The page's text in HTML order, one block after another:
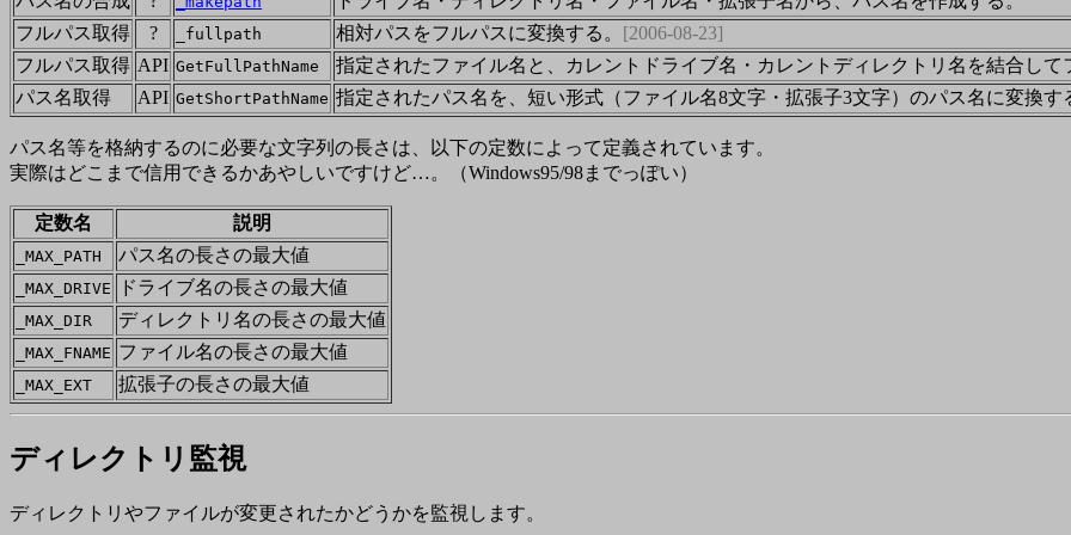
フルパス取得
? _fullpath 相対パスをフルパスに変換する。 [2006-08-23]
フルパス取得 API GetFullPathName
指定されたファイル名と、カレントドライブ名・カレントディレクトリ名を結合して
パス名取得
API GetShortPathName 指定されたパス名を、短い形式（ファイル名8文字・拡張子3文字）のパス名に変換す
パス名等を格納するのに必要な文字列の長さは、以下の定数によって定義されています。
実際はどこまで信用できるかあやしいですけど…。（Windows95/98までっぽい）
定数名 説明
_MAX_PATH パス名の長さの最大値
_MAX_DRIVE ドライブ名の長さの最大値
_MAX_DIR ディレクトリ名の長さの最大値
_MAX_FNAME ファイル名の長さの最大値
_MAX_EXT 拡張子の長さの最大値
ディレクトリ監視
ディレクトリやファイルが変更されたかどうかを監視します。